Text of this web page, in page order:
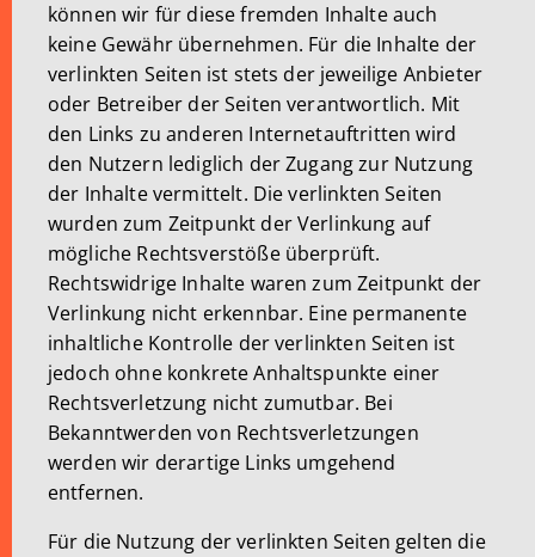
können wir für diese fremden Inhalte auch
keine Gewähr übernehmen. Für die Inhalte der
verlinkten Seiten ist stets der jeweilige Anbieter
oder Betreiber der Seiten verantwortlich. Mit
den Links zu anderen Internetauftritten wird
den Nutzern lediglich der Zugang zur Nutzung
der Inhalte vermittelt. Die verlinkten Seiten
wurden zum Zeitpunkt der Verlinkung auf
mögliche Rechtsverstöße überprüft.
Rechtswidrige Inhalte waren zum Zeitpunkt der
Verlinkung nicht erkennbar. Eine permanente
inhaltliche Kontrolle der verlinkten Seiten ist
jedoch ohne konkrete Anhaltspunkte einer
Rechtsverletzung nicht zumutbar. Bei
Bekanntwerden von Rechtsverletzungen
werden wir derartige Links umgehend
entfernen.
Für die Nutzung der verlinkten Seiten gelten die